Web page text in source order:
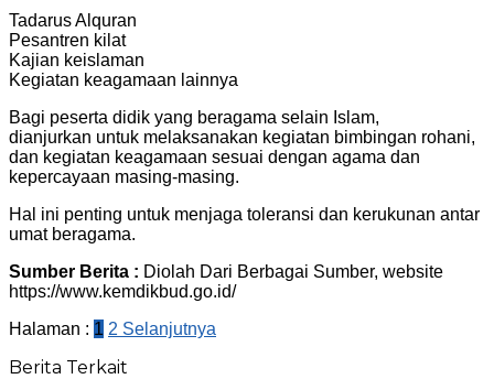
Tadarus Alquran
Pesantren kilat
Kajian keislaman
Kegiatan keagamaan lainnya
Bagi peserta didik yang beragama selain Islam,
dianjurkan untuk melaksanakan kegiatan bimbingan rohani,
dan kegiatan keagamaan sesuai dengan agama dan
kepercayaan masing-masing.
Hal ini penting untuk menjaga toleransi dan kerukunan antar
umat beragama.
Sumber Berita : Diolah Dari Berbagai Sumber, website
https://www.kemdikbud.go.id/
Halaman : 1 2 Selanjutnya
Berita Terkait